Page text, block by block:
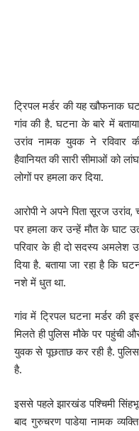
ट्रिपल मर्डर की यह खौफनाक
गांव की है. घटना के बारे में
उरांव नामक युवक ने रविवार
हैवानियत की सारी सीमाओं को
लोगों पर हमला कर दिया.
आरोपी ने अपने पिता सूरज उरांव,
पर हमला कर उन्हें मौत के घाट
परिवार के ही दो सदस्य अमलेश
दिया है. बताया जा रहा है कि
नशे में धुत था.
गांव में ट्रिपल घटना मर्डर की
मिलते ही पुलिस मौके पर पहुंची
युवक से पूछताछ कर रही है.
है.
इससे पहले झारखंड पश्चिमी
बाद गुरुचरण पाडेया नामक